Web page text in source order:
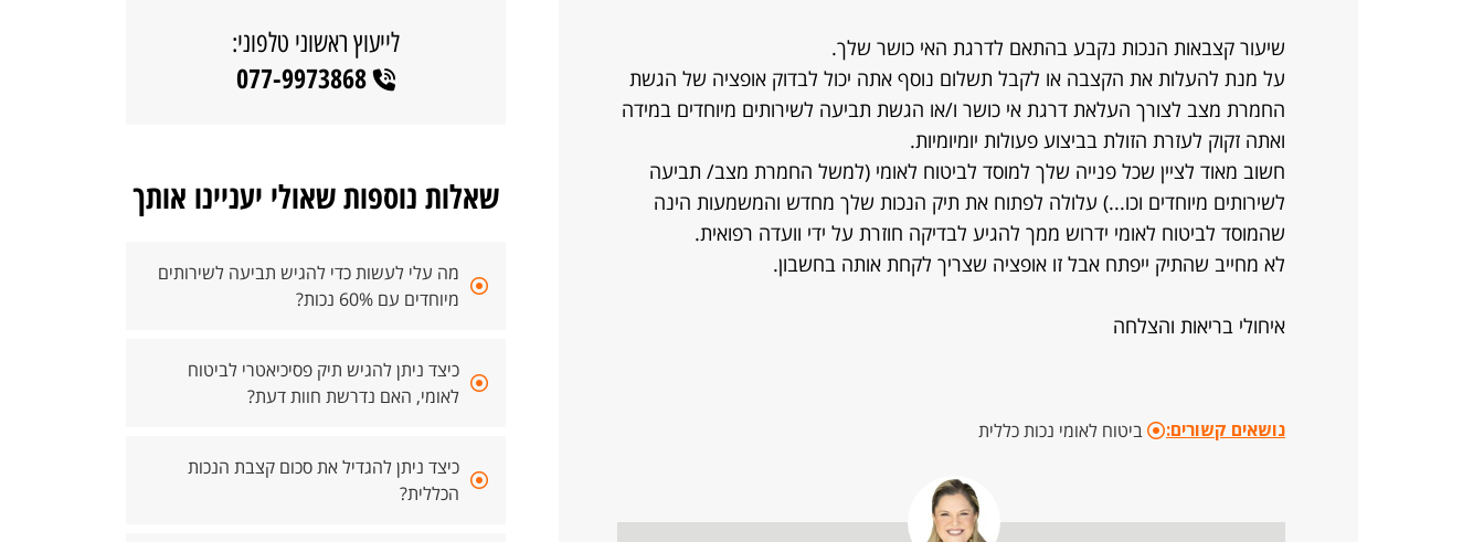
שיעור קצבאות הנכות נקבע בהתאם לדרגת האי כושר שלך.
על מנת להעלות את הקצבה או לקבל תשלום נוסף אתה יכול לבדוק אופציה של הגשת
החמרת מצב לצורך העלאת דרגת אי כושר ו/או הגשת תביעה לשירותים מיוחדים במידה
ואתה זקוק לעזרת הזולת בביצוע פעולות יומיומיות.
חשוב מאוד לציין שכל פנייה שלך למוסד לביטוח לאומי (למשל החמרת מצב/ תביעה
לשירותים מיוחדים וכו...) עלולה לפתוח את תיק הנכות שלך מחדש והמשמעות הינה
שהמוסד לביטוח לאומי ידרוש ממך להגיע לבדיקה חוזרת על ידי וועדה רפואית.
לא מחייב שהתיק ייפתח אבל זו אופציה שצריך לקחת אותה בחשבון.
איחולי בריאות והצלחה
נושאים קשורים: ביטוח לאומי נכות כללית
לייעוץ ראשוני טלפוני:
077-9973868
שאלות נוספות שאולי יעניינו אותך
מה עלי לעשות כדי להגיש תביעה לשירותים
מיוחדים עם 60% נכות?
כיצד ניתן להגיש תיק פסיכיאטרי לביטוח
לאומי, האם נדרשת חוות דעת?
כיצד ניתן להגדיל את סכום קצבת הנכות
הכללית?